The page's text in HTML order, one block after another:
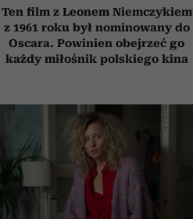
Ten film z Leonem Niemczykiem
z 1961 roku był nominowany do
Oscara. Powinien obejrzeć go
każdy miłośnik polskiego kina